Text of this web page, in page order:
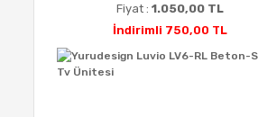
Fiyat : 1.050,00 TL
İndirimli 750,00 TL